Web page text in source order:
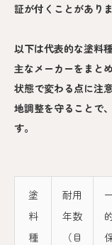
証が付くことがありま
以下は代表的な塗料
主なメーカーをまと
状態で変わる点に注
地調整を守ることで
す。
塗
料
種
耐用
年数
（目